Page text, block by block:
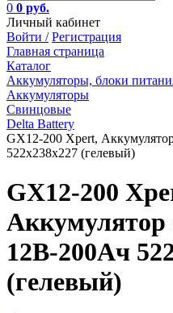
0 0 руб.
Личный кабинет
Войти / Регистрация
Главная страница
Каталог
Аккумуляторы, блоки
Аккумуляторы
Свинцовые
Delta Battery
GX12-200 Xpert,
522х238х227 (гелевый)
GX12-200
12B-200Ач
(гелевый)